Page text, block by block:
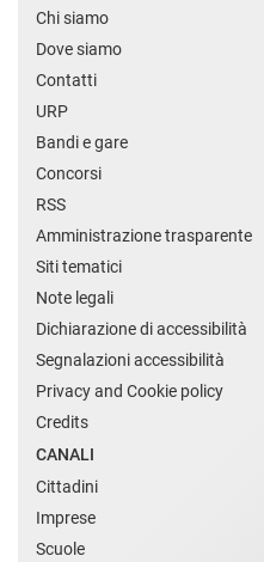
Chi siamo
Dove siamo
Contatti
URP
Bandi e gare
Concorsi
RSS
Amministrazione trasparente
Siti tematici
Note legali
Dichiarazione di accessibilità
Segnalazioni accessibilità
Privacy and Cookie policy
Credits
CANALI
Cittadini
Imprese
Scuole